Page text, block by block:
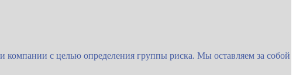
с целью определения группы риска. Мы оставляем за собой